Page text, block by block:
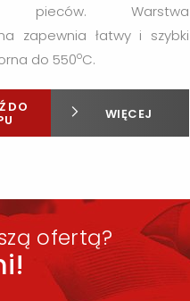
pieców.
Warstwa
zapewnia łatwy i szybki
do 550oC.
DO WIĘCEJ
ofertą?